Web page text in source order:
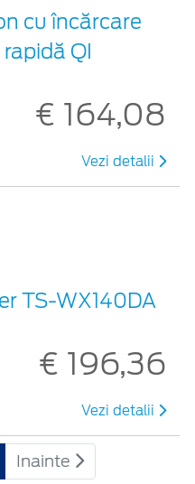
cu încărcare
QI
€ 164,08
Vezi detalii
TS-WX140DA
€ 196,36
Vezi detalii
Inainte